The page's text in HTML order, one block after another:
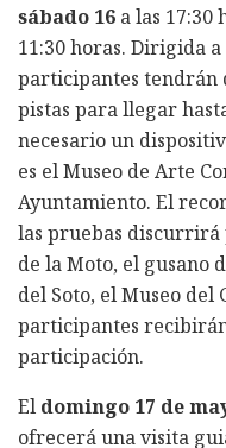
sábado 16 a las 17:30
11:30 horas. Dirigida
participantes
pistas para llegar
necesario un
es el Museo de Arte
Ayuntamiento. El
las pruebas discurrirá
de la Moto, el gusano
del Soto, el Museo del
participantes
participación.
El domingo 17 de
ofrecerá una visita